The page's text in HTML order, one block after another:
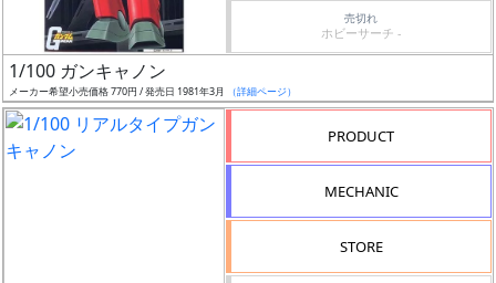
庫
復
活
近
売切れ
ホビーサーチ -
1/100 ガンキャノン
メーカー希望小売価格 770円 / 発売日 1981年3月 （詳細ページ）
PRODUCT
MECHANIC
STORE